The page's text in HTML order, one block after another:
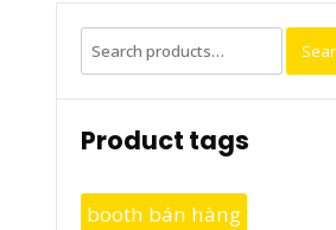
Search
for:
Product tags
booth bán hàng